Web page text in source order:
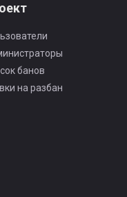
банов
на разбан